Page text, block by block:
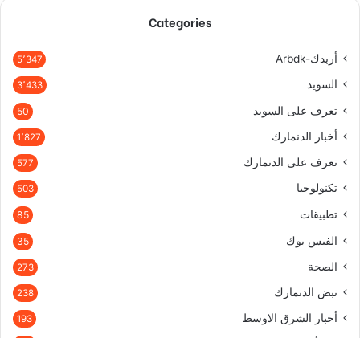
Categories
أربدك-Arbdk 5٬347
السويد 3٬433
تعرف على السويد 50
أخبار الدنمارك 1٬827
تعرف على الدنمارك 577
تكنولوجيا 503
تطبيقات 85
الفيس بوك 35
الصحة 273
نبض الدنمارك 238
أخبار الشرق الاوسط 193